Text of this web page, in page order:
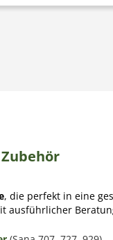
, die perfekt in eine
ausführlicher